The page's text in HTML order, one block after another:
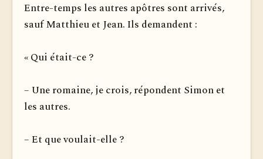
Entre-temps les autres apôtres sont arrivés,
sauf Matthieu et Jean. Ils demandent :
« Qui était-ce ?
– Une romaine, je crois, répondent Simon et
les autres.
– Et que voulait-elle ?